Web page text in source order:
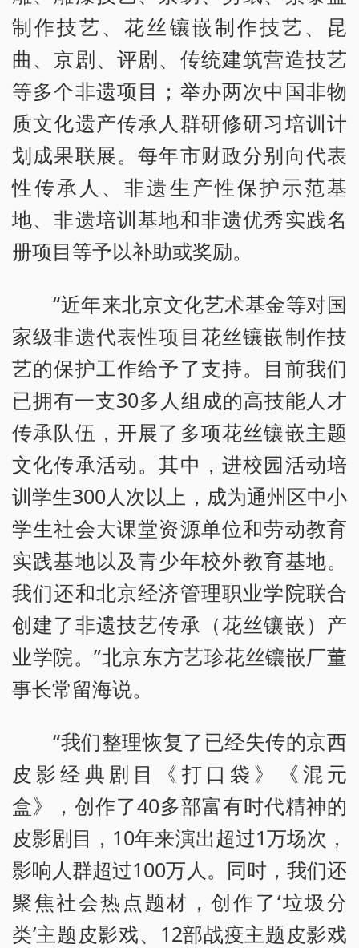
制作技艺、花丝镶嵌制作技艺、昆
曲、京剧、评剧、传统建筑营造技艺
等多个非遗项目；举办两次中国非物
质文化遗产传承人群研修研习培训计
划成果联展。每年市财政分别向代表
性传承人、非遗生产性保护示范基
地、非遗培训基地和非遗优秀实践名
册项目等予以补助或奖励。
“近年来北京文化艺术基金等对国
家级非遗代表性项目花丝镶嵌制作技
艺的保护工作给予了支持。目前我们
已拥有一支30多人组成的高技能人才
传承队伍，开展了多项花丝镶嵌主题
文化传承活动。其中，进校园活动培
训学生300人次以上，成为通州区中小
学生社会大课堂资源单位和劳动教育
实践基地以及青少年校外教育基地。
我们还和北京经济管理职业学院联合
创建了非遗技艺传承（花丝镶嵌）产
业学院。”北京东方艺珍花丝镶嵌厂董
事长常留海说。
“我们整理恢复了已经失传的京西
皮影经典剧目《打口袋》《混元
盒》，创作了40多部富有时代精神的
皮影剧目，10年来演出超过1万场次，
影响人群超过100万人。同时，我们还
聚焦社会热点题材，创作了‘垃圾分
类’主题皮影戏、12部战疫主题皮影戏